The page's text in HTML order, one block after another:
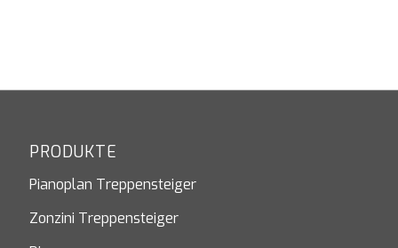
PRODUKTE
Pianoplan Treppensteiger
Zonzini Treppensteiger